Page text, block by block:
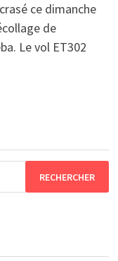
ce dimanche
de
Le vol ET302